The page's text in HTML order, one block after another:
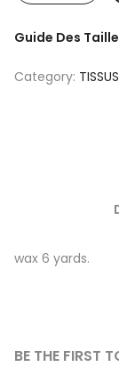
Guide Des
Category: TISSUS
wax 6 yards.
BE THE FIRST